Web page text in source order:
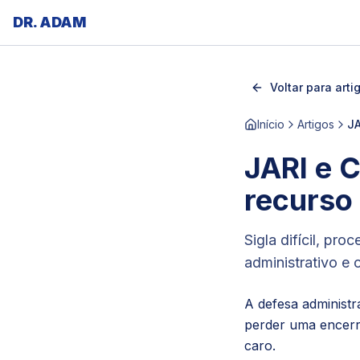
DR. ADAM
Voltar para
Início Artigos
JARI e
recurso
Sigla difícil,
administrativo e
A defesa
perder uma
caro.